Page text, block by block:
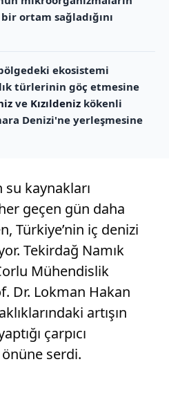
ortam sağladığını
ekosistemi
türlerinin göç etmesine
ve Kızıldeniz kökenli
Denizi'ne yerleşmesine
kaynakları
geçen gün daha
Türkiye’nin iç denizi
Tekirdağ Namık
Mühendislik
Dr. Lokman Hakan
artışın
çarpıcı
serdi.